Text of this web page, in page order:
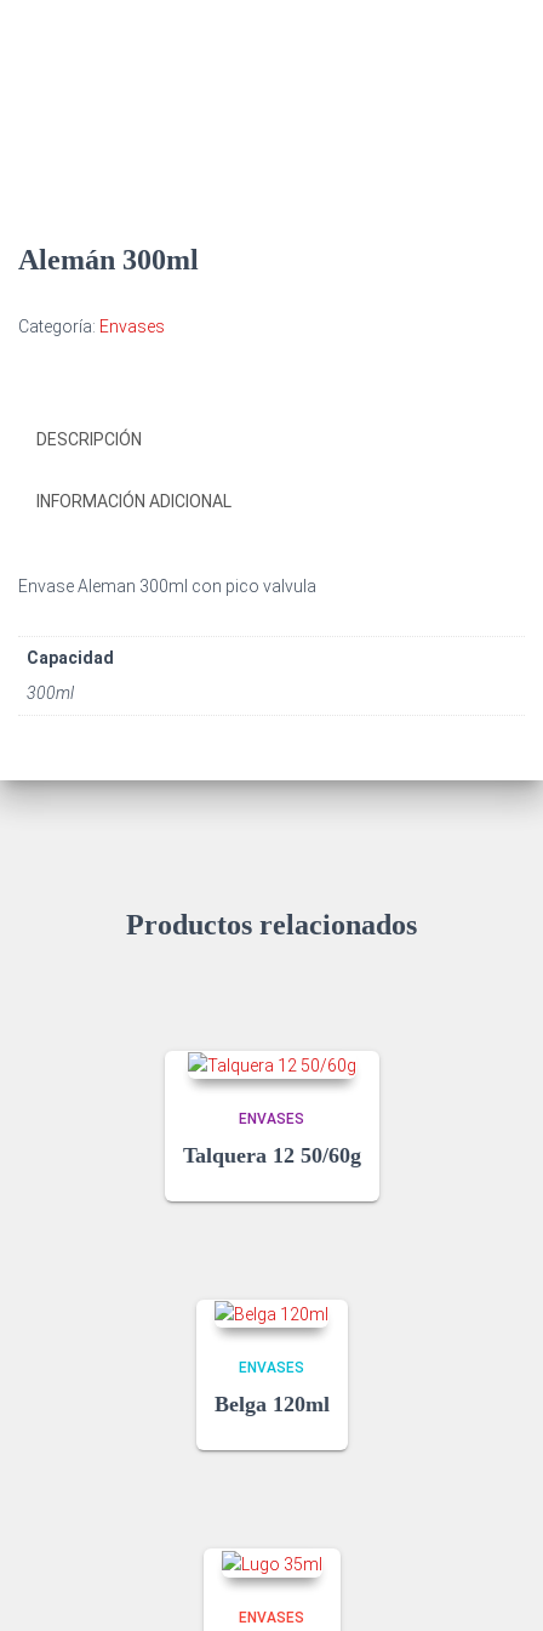
Alemán 300ml
Categoría: Envases
DESCRIPCIÓN
INFORMACIÓN ADICIONAL
Envase Aleman 300ml con pico valvula
Capacidad
300ml
Productos relacionados
ENVASES
Talquera 12 50/60g
ENVASES
Belga 120ml
ENVASES